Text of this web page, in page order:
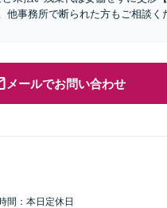
事務所で断られた方もご相談く
メールでお問い合わせ
間：本日定休日